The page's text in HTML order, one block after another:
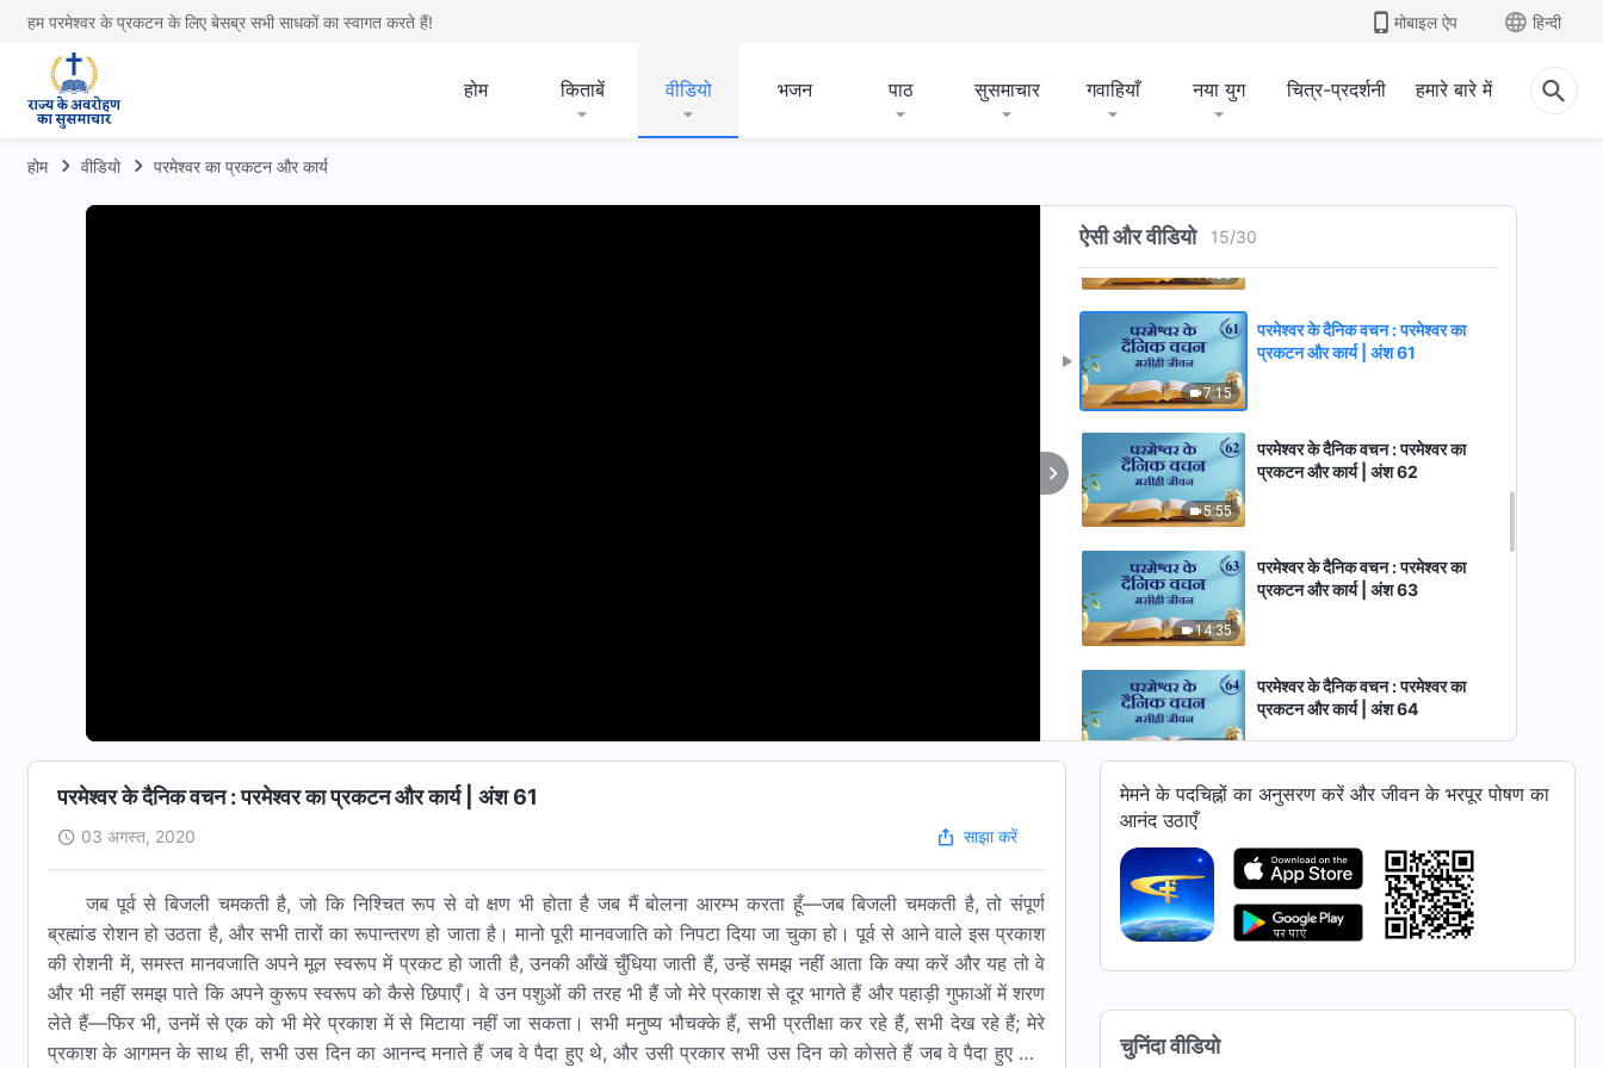
हम परमेश्वर के प्रकटन के लिए बेसब्र सभी साधकों का स्वागत करते हैं! मोबाइल ऐप हिन्दी
होम किताबें वीडियो भजन पाठ सुसमाचार गवाहियाँ नया युग चित्र-प्रदर्शनी हमारे बारे में
होम वीडियो परमेश्वर का प्रकटन और कार्य
ऐसी और वीडियो 15/30
परमेश्वर के दैनिक वचन : परमेश्वर का
11:53
परमेश्वर के दैनिक वचन : परमेश्वर का
7:15
परमेश्वर के दैनिक वचन : परमेश्वर का
प्रकटन और कार्य | अंश 61
5:55
परमेश्वर के दैनिक वचन : परमेश्वर का
प्रकटन और कार्य | अंश 62
14:35
परमेश्वर के दैनिक वचन : परमेश्वर का
प्रकटन और कार्य | अंश 63
परमेश्वर के दैनिक वचन : परमेश्वर का
प्रकटन और कार्य | अंश 64
12:06
परमेश्वर के दैनिक वचन : परमेश्वर का
परमेश्वर के दैनिक वचन : परमेश्वर का
प्रकटन और कार्य | अंश 66
परमेश्वर के दैनिक वचन : परमेश्वर का प्रकटन और कार्य | अंश 61
03 अगस्त, 2020 साझा करें
जब पूर्व से बिजली चमकती है, जो कि निश्चित रूप से वो क्षण भी होता है जब मैं बोलना आरम्भ करता हूँ—जब बिजली चमकती है, तो संपूर्ण
ब्रह्मांड रोशन हो उठता है, और सभी तारों का रूपान्तरण हो जाता है। मानो पूरी मानवजाति को निपटा दिया जा चुका हो। पूर्व से आने वाले इस प्रकाश
की रोशनी में, समस्त मानवजाति अपने मूल स्वरूप में प्रकट हो जाती है, उनकी आँखें चुँधिया जाती हैं, उन्हें समझ नहीं आता कि क्या करें और यह तो वे
और भी नहीं समझ पाते कि अपने कुरूप स्वरूप को कैसे छिपाएँ। वे उन पशुओं की तरह भी हैं जो मेरे प्रकाश से दूर भागते हैं और पहाड़ी गुफाओं में शरण
लेते हैं—फिर भी, उनमें से एक को भी मेरे प्रकाश में से मिटाया नहीं जा सकता। सभी मनुष्य भौचक्के हैं, सभी प्रतीक्षा कर रहे हैं, सभी देख रहे हैं; मेरे
प्रकाश के आगमन के साथ ही, सभी उस दिन का आनन्द मनाते हैं जब वे पैदा हुए थे, और उसी प्रकार सभी उस दिन को कोसते हैं जब वे पैदा हुए थे।
मेमने के पदचिह्नों का अनुसरण करें और जीवन के भरपूर पोषण का
आनंद उठाएँ
चुनिंदा वीडियो